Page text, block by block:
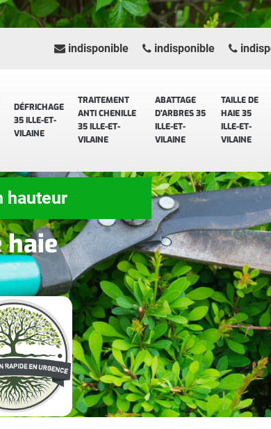
DÉFRICHAGE
35 ILLE-ET-
VILAINE
TRAITEMENT
ANTI CHENILLE
35 ILLE-ET-
VILAINE
ABATTAGE
D'ARBRES 35
ILLE-ET-
VILAINE
TAILLE DE
HAIE 35
ILLE-ET-
VILAINE
indisponible indisponible
hauteur
haie